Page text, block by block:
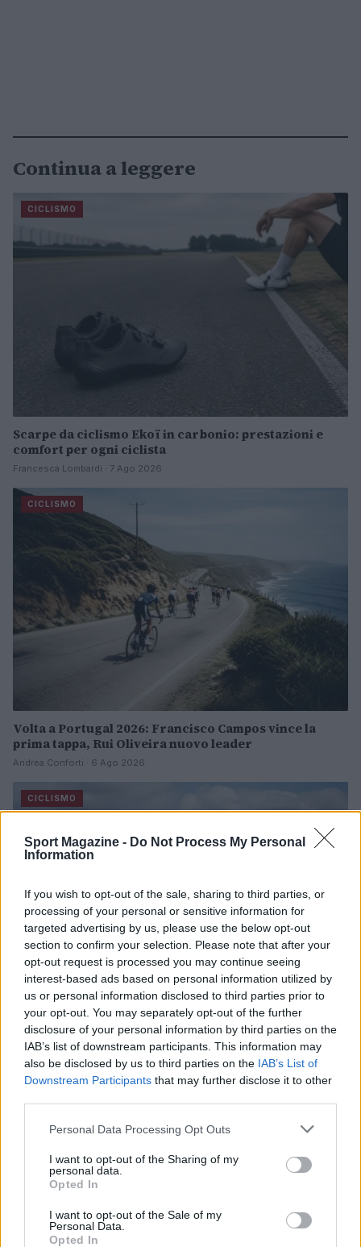
Sport Magazine - Do Not Process My Personal
Information
If you wish to opt-out of the sale, sharing to third parties, or
processing of your personal or sensitive information for
targeted advertising by us, please use the below opt-out
section to confirm your selection. Please note that after your
opt-out request is processed you may continue seeing
interest-based ads based on personal information utilized by
us or personal information disclosed to third parties prior to
your opt-out. You may separately opt-out of the further
disclosure of your personal information by third parties on the
IAB’s list of downstream participants. This information may
also be disclosed by us to third parties on the IAB’s List of
Downstream Participants that may further disclose it to other
Please note that this website/app uses one or more Google
not limited to your visit or usage behaviour. You may click to
grant or deny consent to Google and its third-party tags to
use your data for below specified purposes in below Google
consent section.
Personal Data Processing Opt Outs
I want to opt-out of the Sharing of my
personal data.
Opted In
I want to opt-out of the Sale of my
Personal Data.
Opted In
Continua a leggere
CICLISMO
Scarpe da ciclismo Ekoï in carbonio: prestazioni e
comfort per ogni ciclista
Francesca Lombardi · 7 Ago 2026
CICLISMO
Volta a Portugal 2026: Francisco Campos vince la
prima tappa, Rui Oliveira nuovo leader
Andrea Conforti · 6 Ago 2026
CICLISMO
Scopri gli Occhiali da Ciclismo Ekoï: Tecnologia e Stile
per Ogni Ciclista
Ilaria Mauri · 6 Ago 2026
Roberto Pella contro la Federciclismo: il
commissariamento della Lega Ciclismo
Professionistica
Tour de Pologne 2026: percorso, favoriti e orari della
corsa polacca